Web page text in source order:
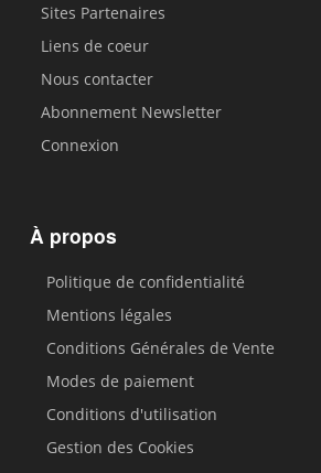
Sites Partenaires
Liens de coeur
Nous contacter
Abonnement Newsletter
Connexion
À propos
Politique de confidentialité
Mentions légales
Conditions Générales de Vente
Modes de paiement
Conditions d'utilisation
Gestion des Cookies